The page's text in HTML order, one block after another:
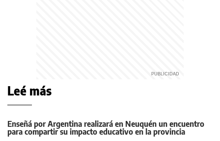
Leé más
Enseñá por Argentina realizará en Neuquén un encuentro
para compartir su impacto educativo en la provincia